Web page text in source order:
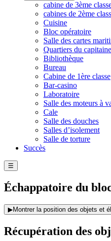
cabine de 3ème
cabines de 2ème
Cuisine
Bloc opératoire
Salle des cartes
Quartiers du capitaine
Bibliothèque
Bureau
Cabine de 1ère classe
Bar-casino
Laboratoire
Salle des moteurs à
Cale
Salle des douches
Salles d’isolement
Salle de torture
Succès
☰
Échappatoire du
▶Montrer la position des objets et
Récupération des